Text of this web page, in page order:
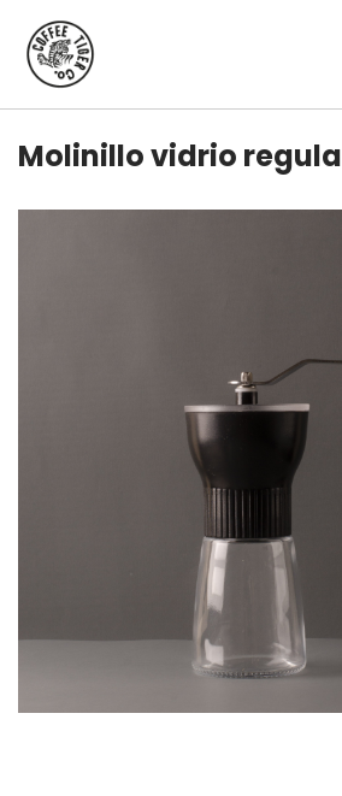
Molinillo vidrio